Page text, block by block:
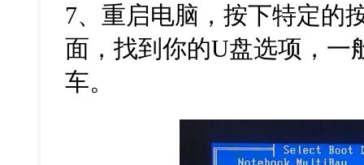
7、重启电脑，按下特定的
面，找到你的U盘选项，一
车。